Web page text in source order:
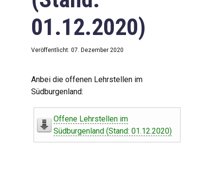
01.12.2020)
Veröffentlicht: 07. Dezember 2020
Anbei die offenen Lehrstellen im
Südburgenland:
Offene Lehrstellen im
Südburgenland (Stand: 01.12.2020)